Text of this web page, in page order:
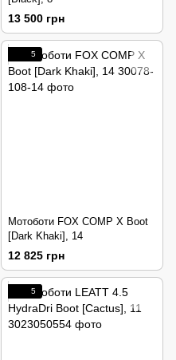
13 500 грн
5
Мотоботи FOX COMP X Boot
[Dark Khaki], 14
12 825 грн
5